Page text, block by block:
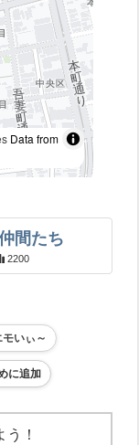
Data from
間たち
2200
モいぃ～
に追加
！